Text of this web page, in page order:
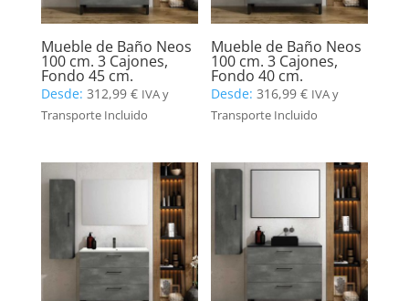
Mueble de Baño Neos
100 cm. 3 Cajones,
Fondo 45 cm.
Desde: 312,99 € IVA y
Transporte Incluido
Mueble de Baño Neos
100 cm. 3 Cajones,
Fondo 40 cm.
Desde:316,99€ IVA y
Transporte Incluido